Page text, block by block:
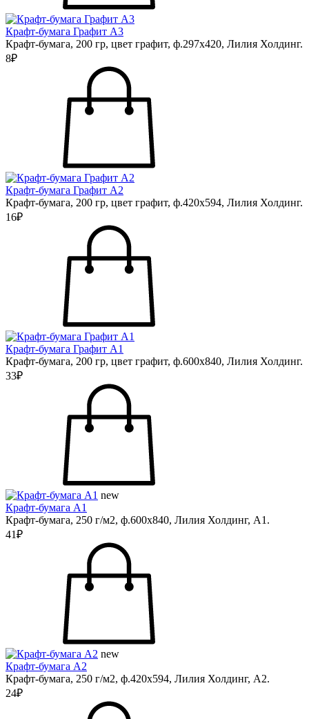
Крафт-бумага Графит А3
Крафт-бумага, 200 гр, цвет графит, ф.297х420, Лилия Холдинг.
8₽
Крафт-бумага Графит А2
Крафт-бумага, 200 гр, цвет графит, ф.420х594, Лилия Холдинг.
16₽
Крафт-бумага Графит А1
Крафт-бумага, 200 гр, цвет графит, ф.600х840, Лилия Холдинг.
33₽
new
Крафт-бумага А1
Крафт-бумага, 250 г/м2, ф.600х840, Лилия Холдинг, А1.
41₽
new
Крафт-бумага А2
Крафт-бумага, 250 г/м2, ф.420х594, Лилия Холдинг, А2.
24₽